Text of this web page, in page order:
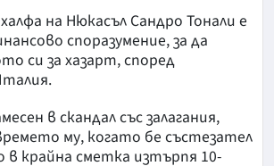
на Нюкасъл Сандро Тонали е
споразумение, за да
си за хазарт, според
в скандал със залагания,
му, когато бе състезател
в крайна сметка изтърпя 10-